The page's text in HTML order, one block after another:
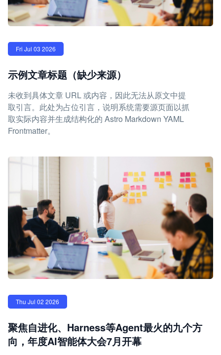
Fri Jul 03 2026
示例文章标题（缺少来源）
未收到具体文章 URL 或内容，因此无法从原文中提
取引言。此处为占位引言，说明系统需要源页面以抓
取实际内容并生成结构化的 Astro Markdown YAML
Frontmatter。
Thu Jul 02 2026
聚焦自进化、Harness等Agent最火的九个方
向，年度AI智能体大会7月开幕